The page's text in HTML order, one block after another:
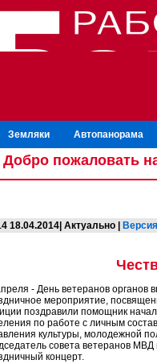
Земляки Автопанорама
Добро пожаловать
18.04.2014| Актуально |
- День ветеранов органов
мероприятие,
поздравили помощник
по работе с личным
культуры, молодежной
совета ветеранов
концерт.